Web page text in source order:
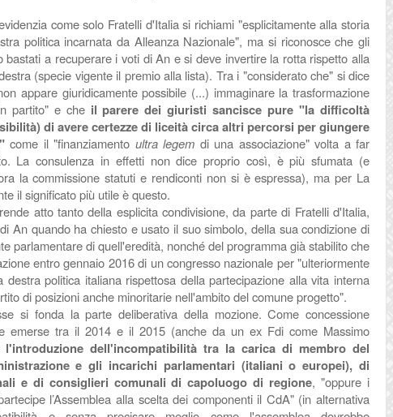
come solo Fratelli d'Italia si richiami "esplicitamente alla storia
politica incarnata da Alleanza Nazionale", ma si riconosce che gli
bastati a recuperare i voti di An e si deve invertire la rotta rispetto alla
(specie vigente il premio alla lista). Tra i "considerato che" si dice
appare giuridicamente possibile (...) immaginare la trasformazione
partito" e che il parere dei giuristi sancisce pure "la difficoltà
di avere certezze di liceità circa altri percorsi per giungere
come il "finanziamento ultra legem di una associazione" volta a far
La consulenza in effetti non dice proprio così, è più sfumata (e
la commissione statuti e rendiconti non si è espressa), ma per La
il significato più utile è questo.
atto tanto della esplicita condivisione, da parte di Fratelli d'Italia,
An quando ha chiesto e usato il suo simbolo, della sua condizione di
parlamentare di quell'eredità, nonché del programma già stabilito che
entro gennaio 2016 di un congresso nazionale per "ulteriormente
destra politica italiana rispettosa della partecipazione alla vita interna
di posizioni anche minoritarie nell'ambito del comune progetto".
si fonda la parte deliberativa della mozione. Come concessione
emerse tra il 2014 e il 2015 (anche da un ex Fdi come Massimo
l'introduzione dell'incompatibilità tra la carica di membro del
e gli incarichi parlamentari (italiani o europei), di
e di consiglieri comunali di capoluogo di regione, "oppure i
l’Assemblea alla scelta dei componenti il CdA" (in alternativa